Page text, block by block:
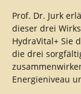
Prof. Dr. Jurk
dieser drei
HydraVital+ Sie
die drei
Energieniveau